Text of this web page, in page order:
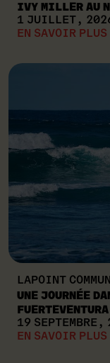
IVY MILLER AU
1 JUILLET,
EN SAVOIR PLUS
LAPOINT
UNE JOURNÉE
FUERTEVENTURA
19 SEPTEMBRE,
EN SAVOIR PLUS